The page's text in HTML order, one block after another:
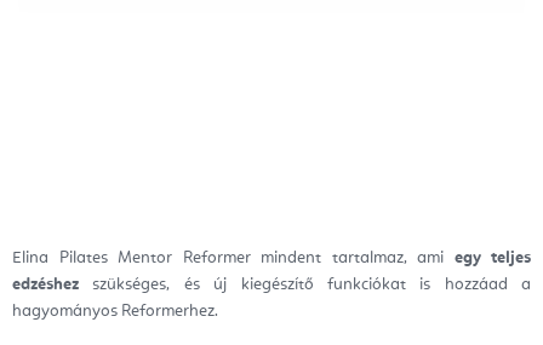
Elina Pilates Mentor Reformer mindent tartalmaz, ami egy teljes
edzéshez szükséges, és új kiegészítő funkciókat is hozzáad a
hagyományos Reformerhez.